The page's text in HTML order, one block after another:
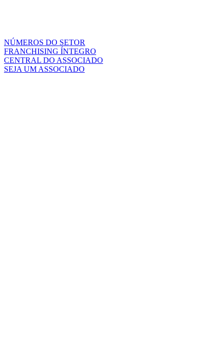
NÚMEROS DO SETOR
FRANCHISING ÍNTEGRO
CENTRAL DO ASSOCIADO
SEJA UM ASSOCIADO